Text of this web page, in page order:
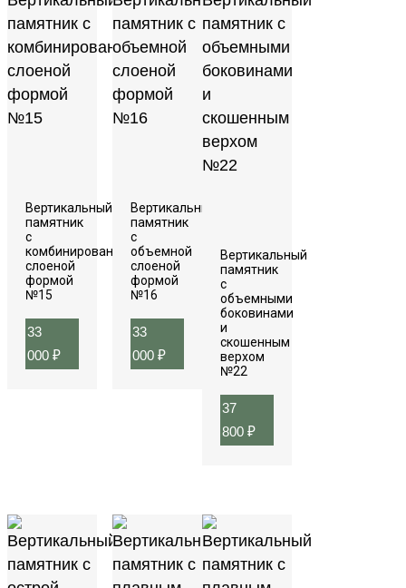
Вертикальный
памятник
с
комбинированной
слоеной
формой
№15
33
000 ₽
Вертикальный
памятник
с
объемной
слоеной
формой
№16
33
000 ₽
Вертикальный
памятник
с
объемными
боковинами
и
скошенным
верхом
№22
37
800 ₽